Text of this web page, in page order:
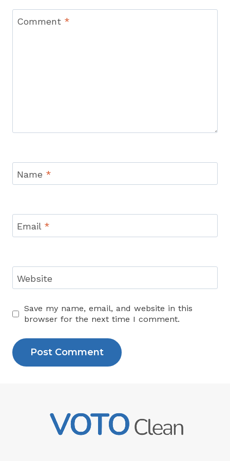
Comment *
Name *
Email *
Website
Save my name, email, and website in this
browser for the next time I comment.